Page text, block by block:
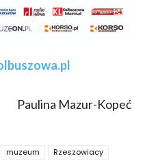
Paulina Mazur-Kopeć
muzeum Rzeszowiacy